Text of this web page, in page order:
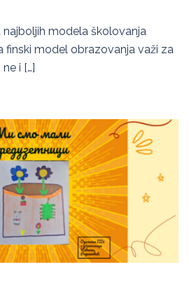
modela školovanja
finski model obrazovanja važi za
i […]